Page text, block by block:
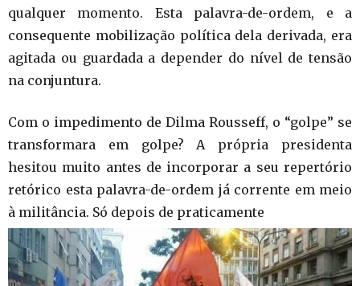
qualquer momento. Esta palavra-de-ordem, e a
consequente mobilização política dela derivada, era
agitada ou guardada a depender do nível de tensão
na conjuntura.
Com o impedimento de Dilma Rousseff, o “golpe” se
transformara em golpe? A própria presidenta
hesitou muito antes de incorporar a seu repertório
retórico esta palavra-de-ordem já corrente em meio
à militância. Só depois de praticamente